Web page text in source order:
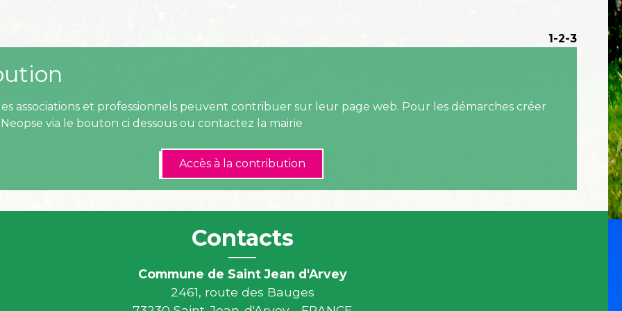
1-2-3
associations et professionnels peuvent contribuer sur leur page web. Pour les démarches créer
via le bouton ci dessous ou contactez la mairie
Accès à la contribution
Contacts
Commune de Saint Jean d'Arvey
2461, route des Bauges